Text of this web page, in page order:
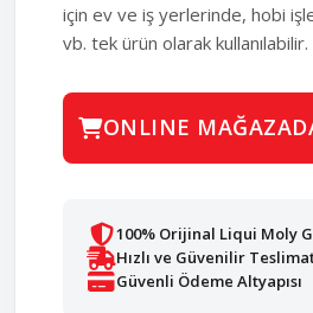
için ev ve iş yerlerinde, hobi
vb. tek ürün olarak kullanılabilir.
ONLINE
100% Orijinal Liqui Moly
Hızlı ve Güvenilir
Güvenli Ödeme Altyapısı